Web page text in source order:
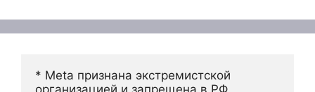
* Meta признана экстремистской
организацией и запрещена в РФ